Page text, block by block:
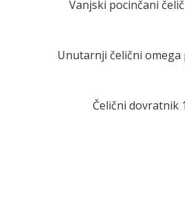
Vanjski pocinčani
Unutarnji čelični omega
Čelični dovratnik